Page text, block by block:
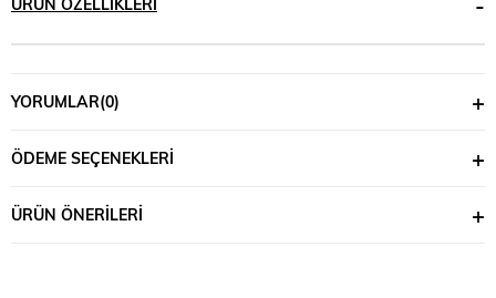
YORUMLAR(0)
ÖDEME SEÇENEKLERI
ÜRÜN ÖNERILERI